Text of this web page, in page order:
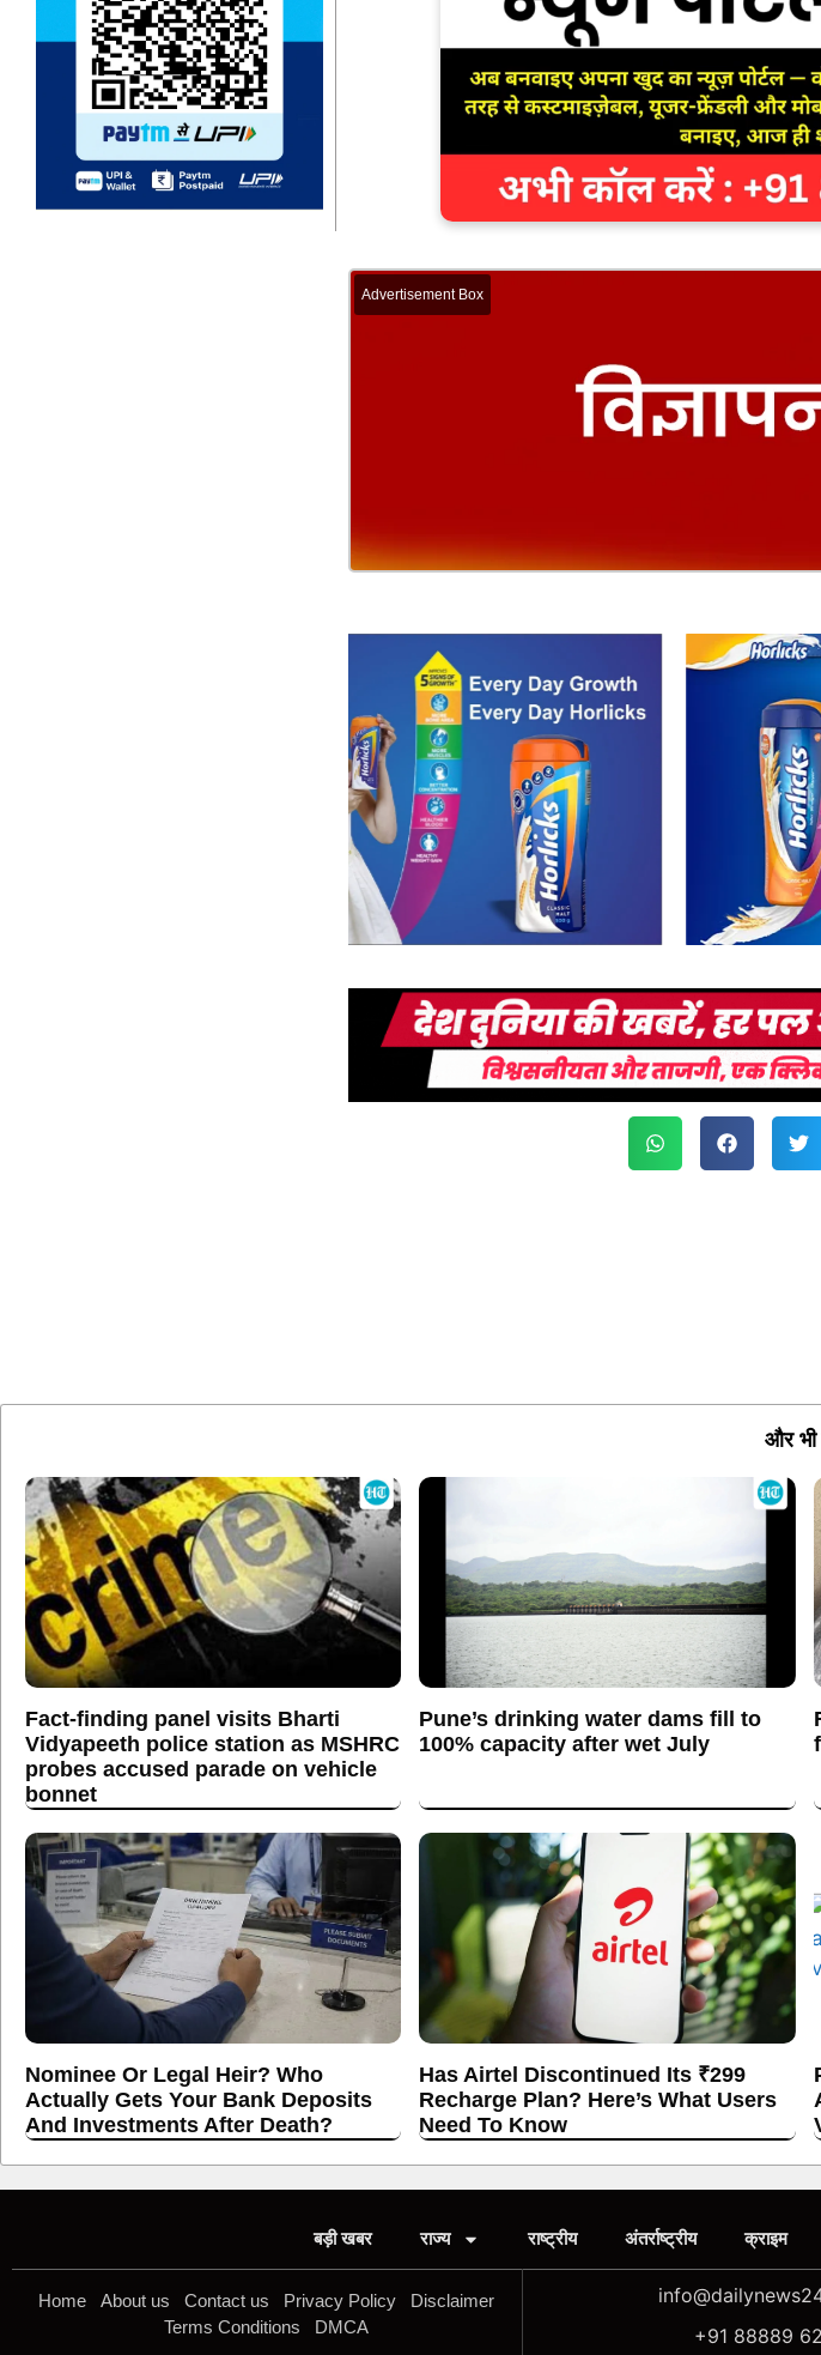
Advertisement Box
और भी
Fact-finding panel visits Bharti
Vidyapeeth police station as MSHRC
probes accused parade on vehicle
bonnet
Pune’s drinking water dams fill to
100% capacity after wet July
Nominee Or Legal Heir? Who
Actually Gets Your Bank Deposits
And Investments After Death?
Has Airtel Discontinued Its ₹299
Recharge Plan? Here’s What Users
Need To Know
बड़ी खबर राज्य राष्ट्रीय अंतर्राष्ट्रीय क्राइम
Home About us Contact us Privacy Policy
Disclaimer
Terms Conditions
DMCA
+91 88889